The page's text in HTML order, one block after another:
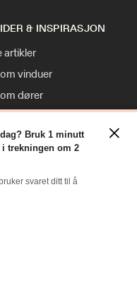
& INSPIRASJON
artikler
vinduer
dører
Bruk 1 minutt
trekningen om 2
svaret ditt til å
×